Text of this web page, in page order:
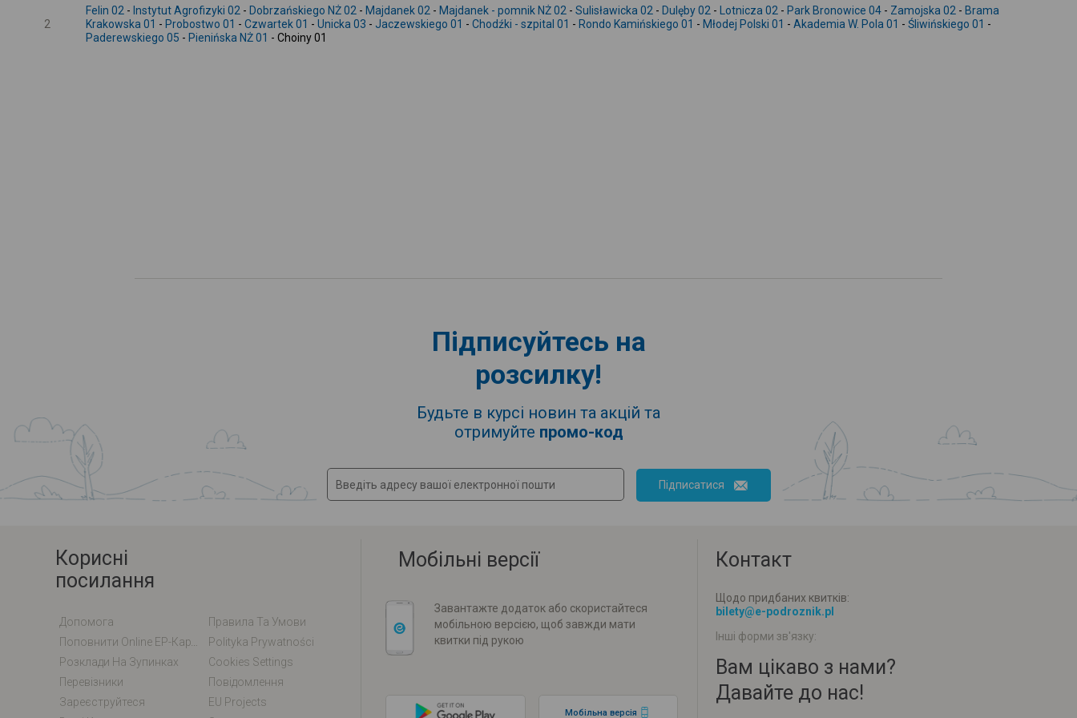
-
2
Felin 02 - Instytut Agrofizyki 02 - Dobrzańskiego NŻ 02 - Majdanek 02 - Majdanek - pomnik NŻ 02 - Sulisławicka 02 - Dulęby 02 - Lotnicza 02 - Park Bronowice 04 - Zamojska 02 - Brama
Krakowska 01 - Probostwo 01 - Czwartek 01 - Unicka 03 - Jaczewskiego 01 - Chodźki - szpital 01 - Rondo Kamińskiego 01 - Młodej Polski 01 - Akademia W. Pola 01 - Śliwińskiego 01 -
Paderewskiego 05 - Pienińska NŻ 01 - Choiny 01
Підписуйтесь на
розсилку!
Будьте в курсі новин та акцій та
отримуйте промо-код
Підписатися
Корисні
посилання
Допомога
Правила Та Умови
Polityka Prywatności
Розклади На Зупинках
Cookies Settings
Перевізники
Повідомлення
Зареєструйтеся
EU Projects
Мобільні версії
Завантажте додаток або скористайтеся
мобільною версією, щоб завжди мати
квитки під рукою
Мобільна версія
Контакт
Щодо придбаних квитків:
bilety@e-podroznik.pl
Інші форми зв'язку:
Вам цікаво з нами?
Давайте до нас!